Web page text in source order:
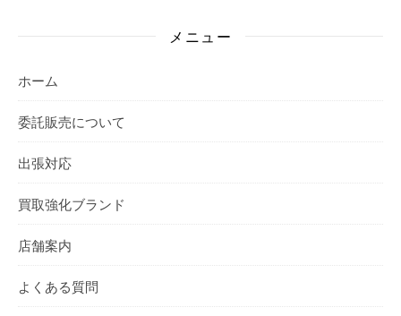
メニュー
ホーム
委託販売について
出張対応
買取強化ブランド
店舗案内
よくある質問